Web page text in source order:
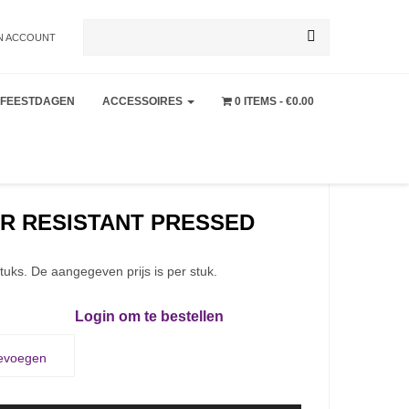
ACCOUNT
naar:
FEESTDAGEN ACCESSOIRES 0 ITEMS €0.00
RESISTANT PRESSED
De aangegeven prijs is per stuk.
Login om te bestellen